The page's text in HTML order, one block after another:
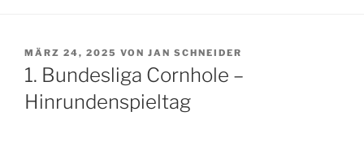
MÄRZ 24, 2025 VON JAN SCHNEIDER
1. Bundesliga Cornhole –
Hinrundenspieltag